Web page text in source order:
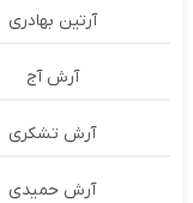
آرتین بهادری
آرش آج
آرش تشکری
آرش حمیدی